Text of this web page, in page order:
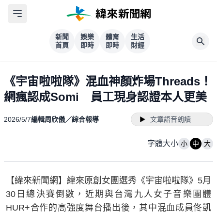
新聞
首頁
娛樂
即時
體育
即時
生活
財經
《宇宙啦啦隊》混血神顏炸場Threads！
網瘋認成Somi 員工現身認證本人更美
2026/5/7編輯周欣儀／綜合報導 文章語音朗讀
字體大小 小 中 大
【緯來新聞網】緯來原創女團選秀《宇宙啦啦隊》5月
30日總決賽倒數，近期與台灣九人女子音樂團體
HUR+合作的高強度舞台播出後，其中混血成員佟凱